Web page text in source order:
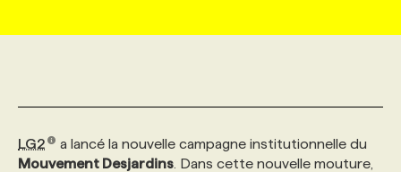
AFFAIRES DE L'INDUSTRIE
INITIATIVES NUMÉRIQUES
WEB & MÉDIAS SOCIAUX
MARKETING DURABLE
INFOLETTRE PUBLICITÉ
ANNONCEZ AVEC NOUS
CONSULTER LA CVTHÈQUE
PROFIL ENTREPRISE
VOIR LES OFFRES
PROFIL CANDIDAT
FAQ
ANNONCEZ AVEC NOUS
NOS FORMATIONS EN LIGNE
NOS PARCOURS DE FORMATIONS
CHASSE DE TÊTE
SERVICE DE CHASSE DE TÊTE
LG2
a lancé la nouvelle campagne institutionnelle du
Mouvement Desjardins . Dans cette nouvelle mouture,